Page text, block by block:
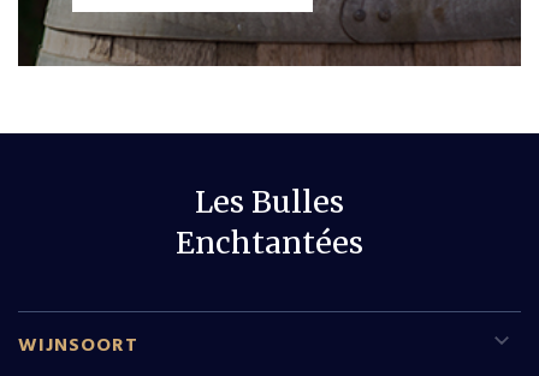
Les Bulles
Enchtantées
WIJNSOORT